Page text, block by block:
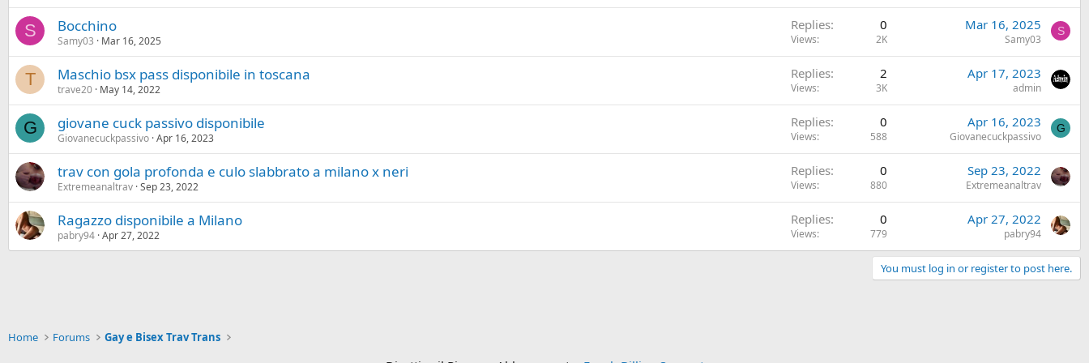
S Bocchino
Samy03 Mar 16, 2025
Replies 0
Views 2K
Mar 16, 2025
Samy03
S
T Maschio bsx pass disponibile in toscana
trave20 May 14, 2022
Replies 2
Views 3K
Apr 17, 2023
admin
G giovane cuck passivo disponibile
Giovanecuckpassivo Apr 16, 2023
Replies 0
Views 588
Apr 16, 2023
Giovanecuckpassivo
G
trav con gola profonda e culo slabbrato a milano x neri
Extremeanaltrav Sep 23, 2022
Replies 0
Views 880
Sep 23, 2022
Extremeanaltrav
Ragazzo disponibile a Milano
pabry94 Apr 27, 2022
Replies 0
Views 779
Apr 27, 2022
pabry94
You must log in or register to post here.
Home Forums Gay e Bisex Trav Trans